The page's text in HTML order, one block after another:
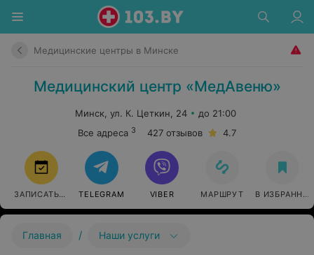
Медицинские центры в Минске
Медицинский центр «МедАвеню»
Минск, ул. К. Цеткин, 24
до 21:00
Все адреса 3 427 отзывов 4.7
ЗАПИСАТЬСЯ TELEGRAM VIBER МАРШРУТ В ИЗБРАННОЕ
Главная / Наши услуги